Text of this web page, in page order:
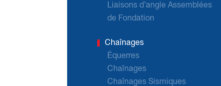
Liaisons d’angle Assemblées
de Fondation
Chaînages
Équerres
Chaînages
Chaînages Sismiques